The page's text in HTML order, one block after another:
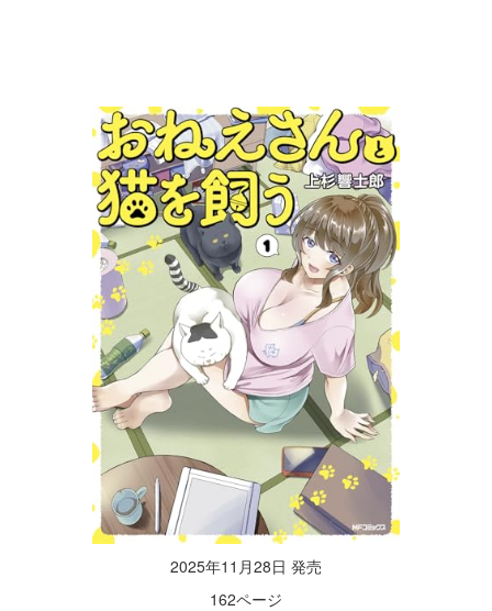
2025年11月28日 発売
162ページ